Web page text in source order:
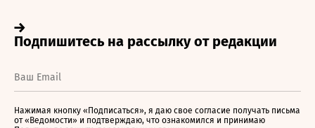
Нажимая кнопку «Подписаться», я даю свое согласие получать письма
от «Ведомости» и подтверждаю, что ознакомился и принимаю